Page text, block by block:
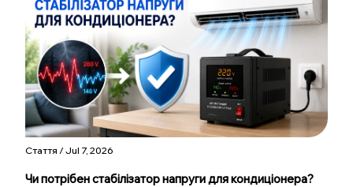
Стаття / Jul 7, 2026
Чи потрібен стабілізатор напруги для кондиціонера?